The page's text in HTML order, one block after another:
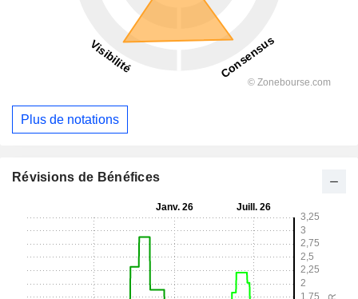
Plus de notations
Révisions de Bénéfices